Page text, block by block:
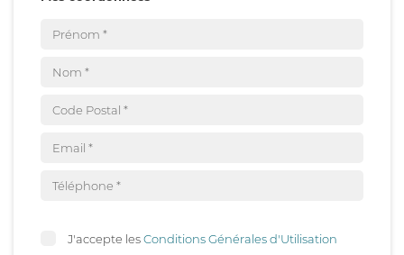
J'accepte lesConditions Générales d'Utilisation